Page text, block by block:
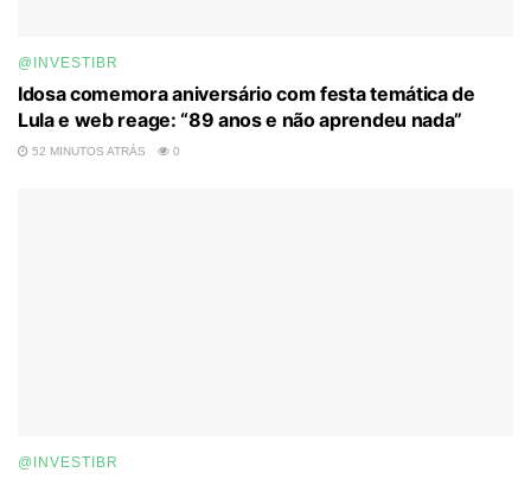
@INVESTIBR
Idosa comemora aniversário com festa temática de
Lula e web reage: “89 anos e não aprendeu nada”
52 MINUTOS ATRÁS 0
@INVESTIBR